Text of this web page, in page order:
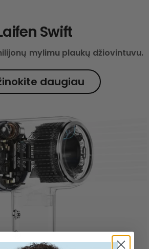
Swift
mylimu plaukų džiovintuvu.
daugiau